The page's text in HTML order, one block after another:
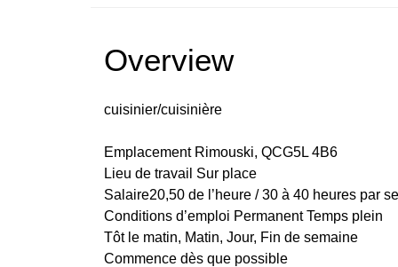
Overview
cuisinier/cuisinière
Emplacement Rimouski, QCG5L 4B6
Lieu de travail Sur place
Salaire20,50 de l’heure / 30 à 40 heures par
Conditions d’emploi Permanent Temps plein
Tôt le matin, Matin, Jour, Fin de semaine
Commence dès que possible